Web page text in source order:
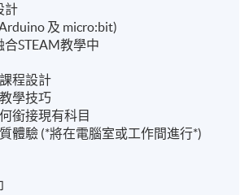
計
及 micro:bit)
STEAM教學中
程設計
學技巧
銜接現有科目
體驗 (*將在電腦室或工作間進行*)